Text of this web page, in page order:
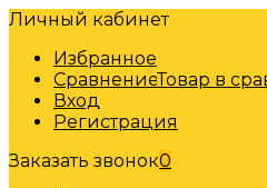
Личный кабинет
Избранное
СравнениеТовар в
Вход
Регистрация
Заказать звонок0